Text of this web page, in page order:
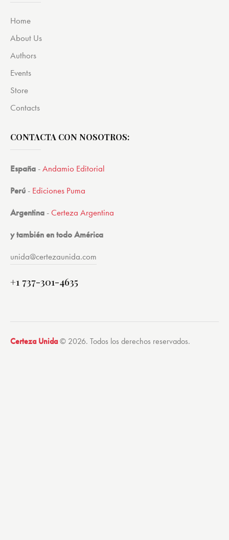
Home
About Us
Authors
Events
Store
Contacts
CONTACTA CON NOSOTROS:
España -Andamio Editorial
Perú - Ediciones Puma
Argentina -Certeza Argentina
y también en todo América
unida@certezaunida.com
+1 737-301-4635
Certeza Unida© 2026. Todos los derechos reservados.